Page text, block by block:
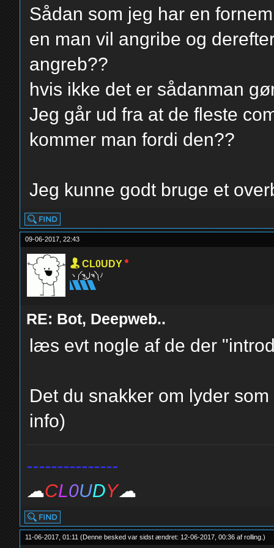
Sådan som jeg har en
en man vil angribe og
angreb??
hvis ikke det er sådanman
Jeg går ud fra at de fleste
kommer man fordi den??
Jeg kunne godt bruge et
09-06-2017, 22:43
CL0UDY
ヽ༼ຈل͜ຈ༽ﾉ
RE: Bot, Deepweb..
læs evt nogle af de der
Det du snakker om lyder
info)
---------------
☁CL0UDY☁
11-06-2017, 01:11(Denne besked var sidst ændret: 12-06-2017, 00:36 afrolling .)